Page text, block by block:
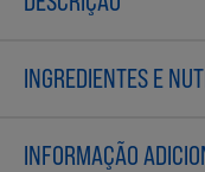
Frutas e
INGREDIENTES E
INFORMAÇÃO